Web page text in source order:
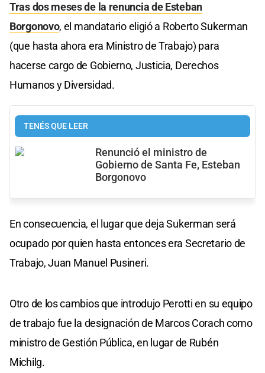
Tras dos meses de la renuncia de Esteban
Borgonovo, el mandatario eligió a Roberto Sukerman
(que hasta ahora era Ministro de Trabajo) para
hacerse cargo de Gobierno, Justicia, Derechos
Humanos y Diversidad.
TENÉS QUE LEER
Renunció el ministro de
Gobierno de Santa Fe, Esteban
Borgonovo
En consecuencia, el lugar que deja Sukerman será
ocupado por quien hasta entonces era Secretario de
Trabajo, Juan Manuel Pusineri.
Otro de los cambios que introdujo Perotti en su equipo
de trabajo fue la designación de Marcos Corach como
ministro de Gestión Pública, en lugar de Rubén
Michilg.